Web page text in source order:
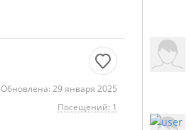
Обновлена: 29 января 2025
Посещений: 1